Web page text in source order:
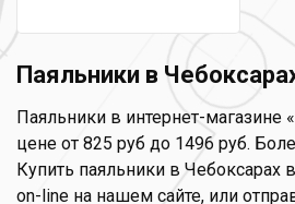
Паяльники в
Паяльники в интернет-магазине
цене от 825 руб до 1496 руб.
Купить паяльники в
on-line на нашем сайте, или